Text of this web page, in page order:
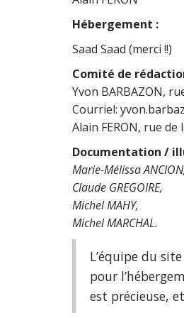
Hébergement :
Saad Saad (merci !!)
Comité de
Yvon BARBAZON,
Courriel:
Alain FERON, rue de
Documentation /
Marie-Mélissa
Claude GREGOIRE,
Michel MAHY,
Michel MARCHAL.
L’équipe du
pour
est précieuse,